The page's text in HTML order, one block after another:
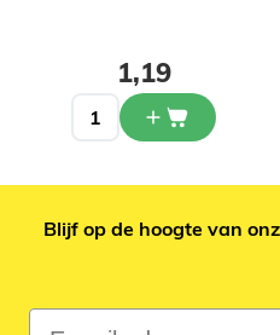
1,19
Blijf op de hoogte van
E-mail adres